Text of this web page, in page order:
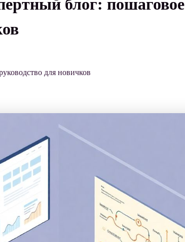
блог: пошаговое
для новичков